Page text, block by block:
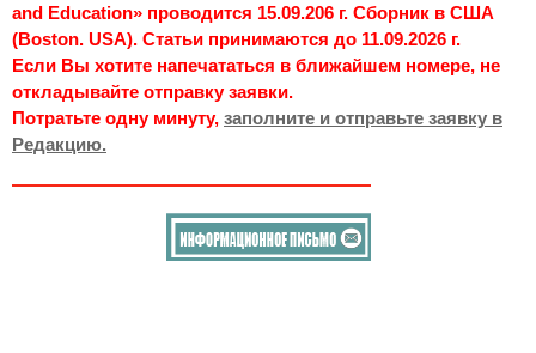
and Education» проводится 15.09.206 г. Сборник в США
(Boston. USA). Статьи принимаются до 11.09.2026 г.
Если Вы хотите напечататься в ближайшем номере, не
откладывайте отправку заявки.
Потратьте одну минуту, заполните и отправьте заявку в
Редакцию.